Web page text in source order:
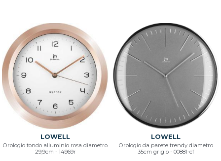
LOWELL
Orologio tondo alluminio rosa diametro
29,9cm - 14969r
LOWELL
Orologio da parete trendy diametro
35cm grigio - 00881-cf